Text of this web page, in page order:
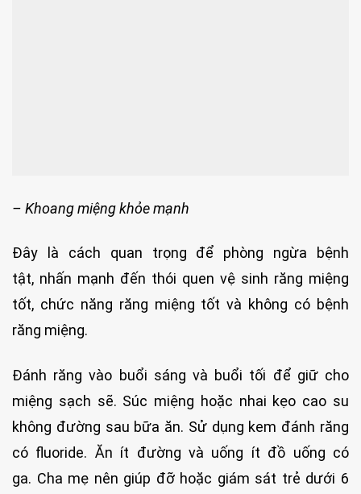
– Khoang miệng khỏe mạnh
Đây là cách quan trọng để phòng ngừa bệnh
tật, nhấn mạnh đến thói quen vệ sinh răng miệng
tốt, chức năng răng miệng tốt và không có bệnh
răng miệng.
Đánh răng vào buổi sáng và buổi tối để giữ cho
miệng sạch sẽ. Súc miệng hoặc nhai kẹo cao su
không đường sau bữa ăn. Sử dụng kem đánh răng
có fluoride. Ăn ít đường và uống ít đồ uống có
ga. Cha mẹ nên giúp đỡ hoặc giám sát trẻ dưới 6